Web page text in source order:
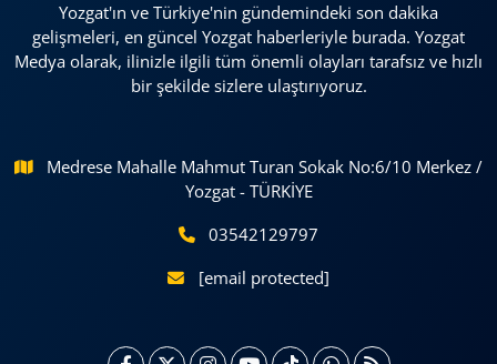
Yozgat'ın ve Türkiye'nin gündemindeki son dakika
gelişmeleri, en güncel Yozgat haberleriyle burada. Yozgat
Medya olarak, ilinizle ilgili tüm önemli olayları tarafsız ve hızlı
bir şekilde sizlere ulaştırıyoruz.
Medrese Mahalle Mahmut Turan Sokak No:6/10 Merkez /
Yozgat - TÜRKİYE
03542129797
[email protected]